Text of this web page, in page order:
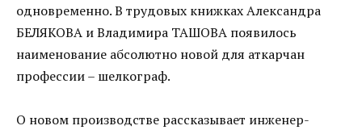
одновременно. В трудовых книжках Александра
БЕЛЯКОВА и Владимира ТАШОВА появилось
наименование абсолютно новой для аткарчан
профессии – шелкограф.
О новом производстве рассказывает инженер-